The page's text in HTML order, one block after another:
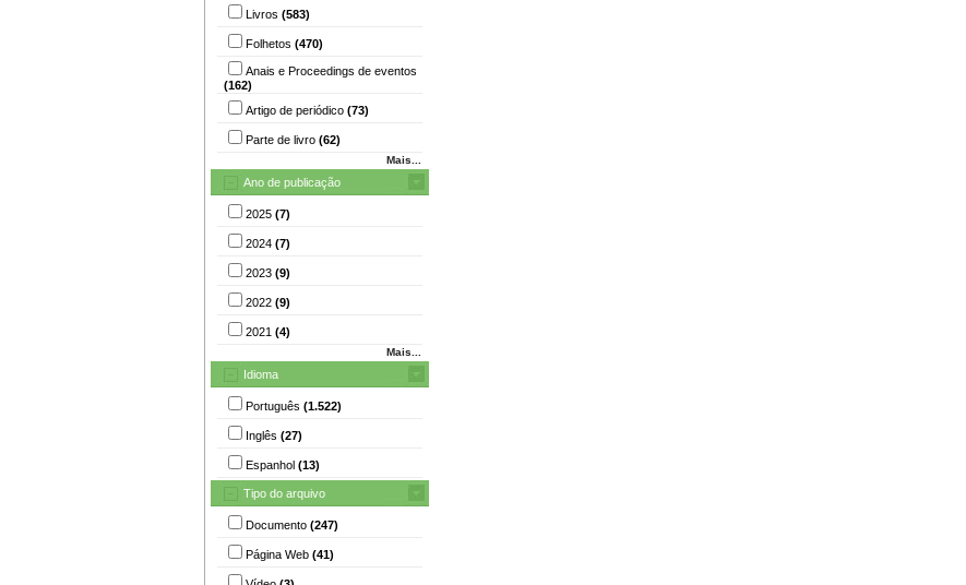
Livros (583)
Folhetos (470)
Anais e Proceedings de eventos
(162)
Artigo de periódico (73)
Parte de livro (62)
Mais...
Ano de publicação
2025 (7)
2024 (7)
2023 (9)
2022 (9)
2021 (4)
Mais...
Idioma
Português (1.522)
Inglês (27)
Espanhol (13)
Tipo do arquivo
Documento (247)
Página Web (41)